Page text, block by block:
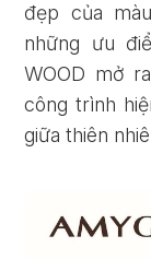
đẹp của
những ưu
WOOD mở
công trình
giữa thiên